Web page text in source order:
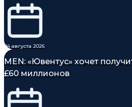
04 августа 2026
MEN: «Ювентус» хочет
£60 миллионов